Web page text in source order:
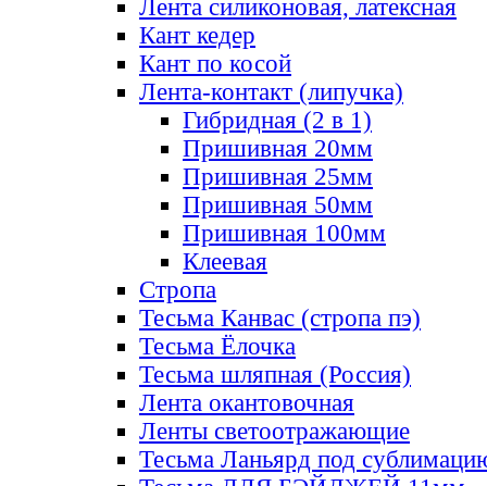
Лента силиконовая, латексная
Кант кедер
Кант по косой
Лента-контакт (липучка)
Гибридная (2 в 1)
Пришивная 20мм
Пришивная 25мм
Пришивная 50мм
Пришивная 100мм
Клеевая
Стропа
Тесьма Канвас (стропа пэ)
Тесьма Ёлочка
Тесьма шляпная (Россия)
Лента окантовочная
Ленты светоотражающие
Тесьма Ланьярд под